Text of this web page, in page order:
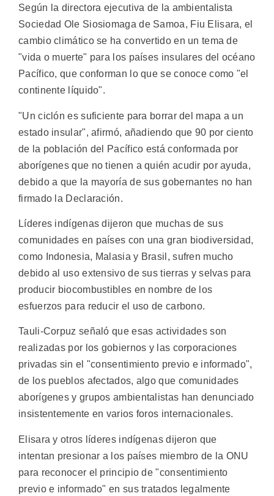
Según la directora ejecutiva de la ambientalista
Sociedad Ole Siosiomaga de Samoa, Fiu Elisara, el
cambio climático se ha convertido en un tema de
"vida o muerte" para los países insulares del océano
Pacífico, que conforman lo que se conoce como "el
continente líquido".
"Un ciclón es suficiente para borrar del mapa a un
estado insular", afirmó, añadiendo que 90 por ciento
de la población del Pacífico está conformada por
aborígenes que no tienen a quién acudir por ayuda,
debido a que la mayoría de sus gobernantes no han
firmado la Declaración.
Líderes indígenas dijeron que muchas de sus
comunidades en países con una gran biodiversidad,
como Indonesia, Malasia y Brasil, sufren mucho
debido al uso extensivo de sus tierras y selvas para
producir biocombustibles en nombre de los
esfuerzos para reducir el uso de carbono.
Tauli-Corpuz señaló que esas actividades son
realizadas por los gobiernos y las corporaciones
privadas sin el "consentimiento previo e informado",
de los pueblos afectados, algo que comunidades
aborígenes y grupos ambientalistas han denunciado
insistentemente en varios foros internacionales.
Elisara y otros líderes indígenas dijeron que
intentan presionar a los países miembro de la ONU
para reconocer el principio de "consentimiento
previo e informado" en sus tratados legalmente